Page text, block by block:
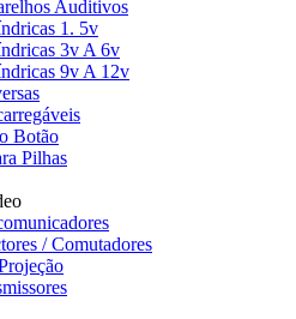
Auditivos
1. 5v
3v A 6v
9v A 12v
Botão
Pilhas
/ Comutadores